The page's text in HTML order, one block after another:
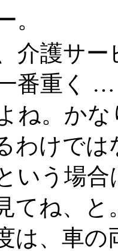
。
介護サ
番重く
ね。か
わけで
いう場
てね、
は、車